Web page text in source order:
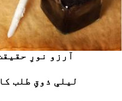
آرزو نورِ
لیلیِ ذوقِ طلب